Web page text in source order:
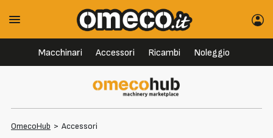
Macchinari Accessori Ricambi Noleggio
OmecoHub > Accessori